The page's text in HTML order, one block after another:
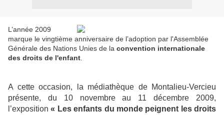
L’année 2009
marque le vingtième anniversaire de l’adoption par l'Assemblée
Générale des Nations Unies de la convention internationale
des droits de l'enfant
A cette occasion, la médiathèque de Montalieu-Vercieu
présente, du 10 novembre au 11 décembre 2009,
l’exposition « Les enfants du monde peignent les droits